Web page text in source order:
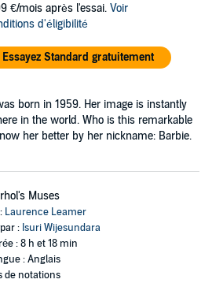
€/mois après l'essai. Voir
d'éligibilité
Essayez Standard gratuitement
born in 1959. Her image is instantly
in the world. Who is this remarkable
her better by her nickname: Barbie.
Muses
Laurence Leamer
: Isuri Wijesundara
: 8 h et 18 min
: Anglais
de notations